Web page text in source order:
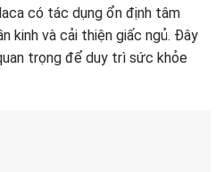
có tác dụng ổn định tâm
kinh và cải thiện giấc ngủ. Đây
trọng để duy trì sức khỏe